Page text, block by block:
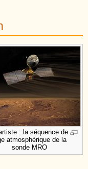
: la séquence de
atmosphérique de la
sonde MRO